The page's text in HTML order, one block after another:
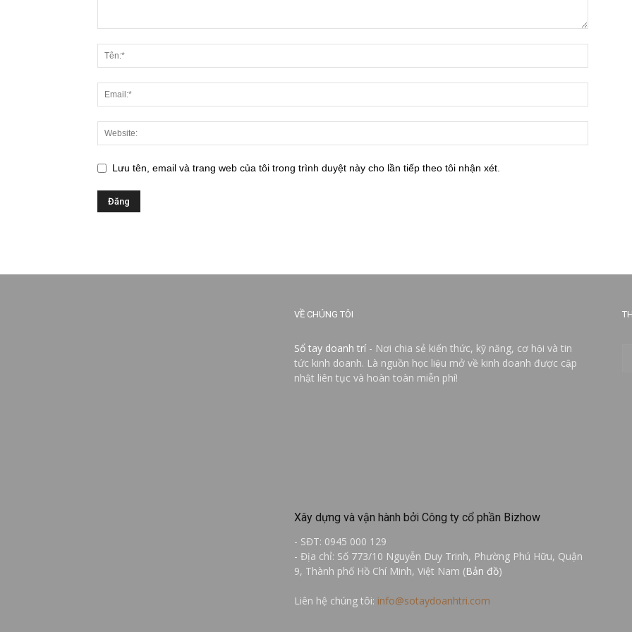
Lưu tên, email và trang web của tôi trong trình duyệt này cho lần tiếp theo tôi nhận xét.
VỀ CHÚNG TÔI
Sổ tay doanh trí - Nơi chia sẻ kiến thức, kỹ năng, cơ hội và tin
tức kinh doanh. Là nguồn học liệu mở về kinh doanh được cập
nhật liên tục và hoàn toàn miễn phí!
Xây dựng và vận hành bởi Công ty cổ phần Bizhow
- SĐT: 0945 000 129
- Địa chỉ: Số 773/10 Nguyễn Duy Trinh, Phường Phú Hữu, Quận
9, Thành phố Hồ Chí Minh, Việt Nam (Bản đồ)
Liên hệ chúng tôi: info@sotaydoanhtri.com